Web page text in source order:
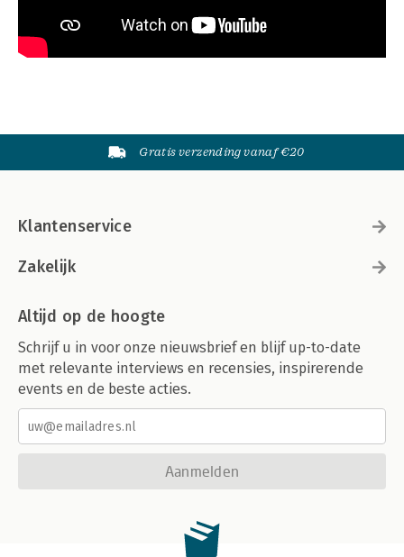
Gratis verzending vanaf €20
Klantenservice
Zakelijk
Altijd op de hoogte
Schrijf u in voor onze nieuwsbrief en blijf up-to-date
met relevante interviews en recensies, inspirerende
events en de beste acties.
Aanmelden